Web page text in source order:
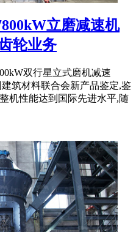
立磨减速机
轮业务
双行星立式磨机减速
筑材料联合会新产品鉴定,鉴
机性能达到国际先进水平,随